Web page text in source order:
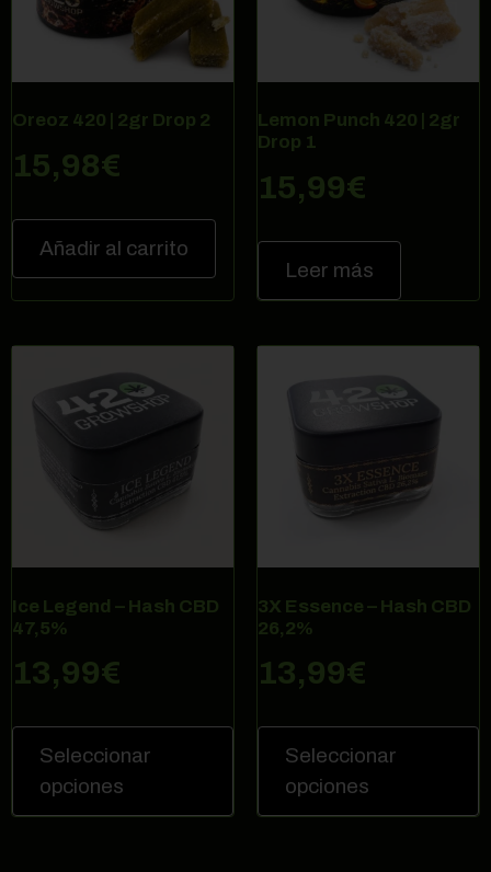
Oreoz 420 | 2gr Drop 2
15,98€
Añadir al carrito
Lemon Punch 420 | 2gr
Drop 1
15,99€
Leer más
Ice Legend – Hash CBD
47,5%
13,99€
Seleccionar
opciones
3X Essence – Hash CBD
26,2%
13,99€
Seleccionar
opciones